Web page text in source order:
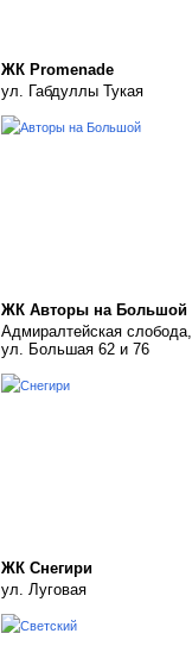
ЖК Promenade
ул. Габдуллы Тукая
ЖК Авторы на Большой
Адмиралтейская слобода,
ул. Большая 62 и 76
ЖК Снегири
ул. Луговая